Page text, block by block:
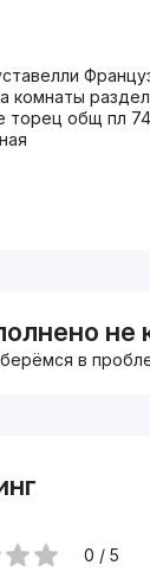
комнаты
торец общ пл
не
в
0 / 5